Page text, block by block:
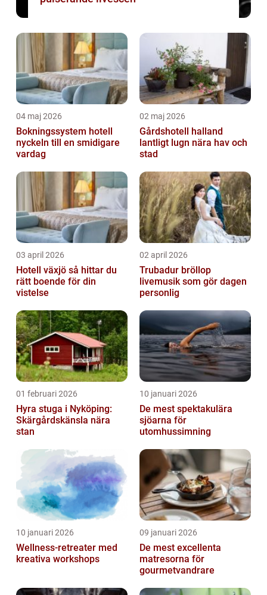
04 maj 2026
Bokningssystem hotell
nyckeln till en smidigare
vardag
02 maj 2026
Gårdshotell halland
lantligt lugn nära hav och
stad
03 april 2026
Hotell växjö så hittar du
rätt boende för din
vistelse
02 april 2026
Trubadur bröllop
livemusik som gör dagen
personlig
01 februari 2026
Hyra stuga i Nyköping:
Skärgårdskänsla nära
stan
10 januari 2026
De mest spektakulära
sjöarna för
utomhussimning
10 januari 2026
Wellness-retreater med
kreativa workshops
09 januari 2026
De mest excellenta
matresorna för
gourmetvandrare